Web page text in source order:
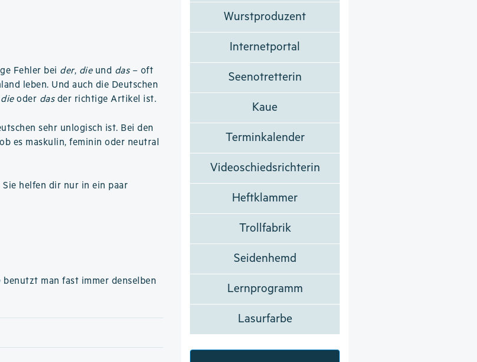
Fehler bei der, dieund das– oft
leben. Und auch die Deutschen
dieoder dasder richtige Artikel ist.
sehr unlogisch ist. Bei den
es maskulin, feminin oder neutral
Sie helfen dir nur in ein paar
man fast immer denselben
Wurstproduzent
Internetportal
Seenotretterin
Kaue
Terminkalender
Videoschiedsrichterin
Heftklammer
Trollfabrik
Seidenhemd
Lernprogramm
Lasurfarbe